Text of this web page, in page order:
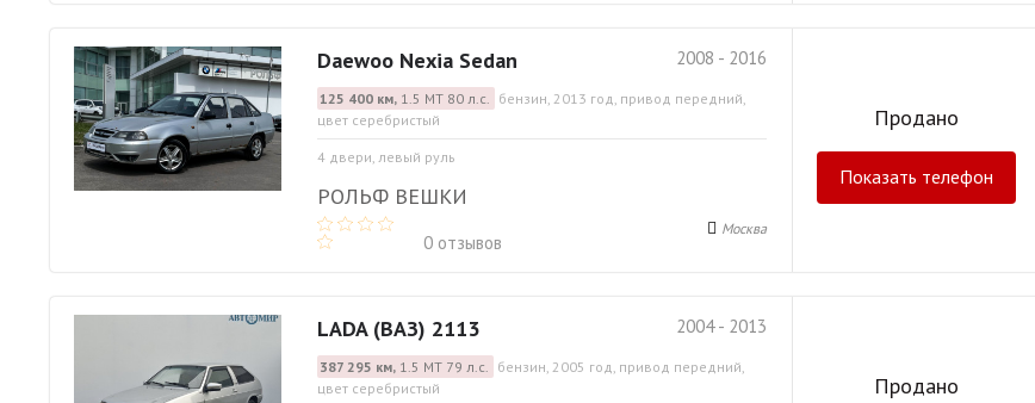
2008 - 2016
Daewoo Nexia Sedan
125 400 км,1.5 МТ 80 л.с. бензин, 2013 год, привод передний,
цвет серебристый
4 двери, левый руль
РОЛЬФ ВЕШКИ
0 отзывов
Москва
Продано
Показать телефон
2004 - 2013
LADA (ВАЗ) 2113
387 295 км,1.5 МТ 79 л.с. бензин, 2005 год, привод передний,
цвет серебристый
Продано